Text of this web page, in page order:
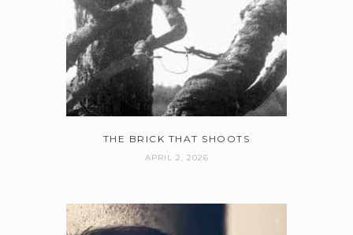
THE BRICK THAT SHOOTS
APRIL 2, 2026